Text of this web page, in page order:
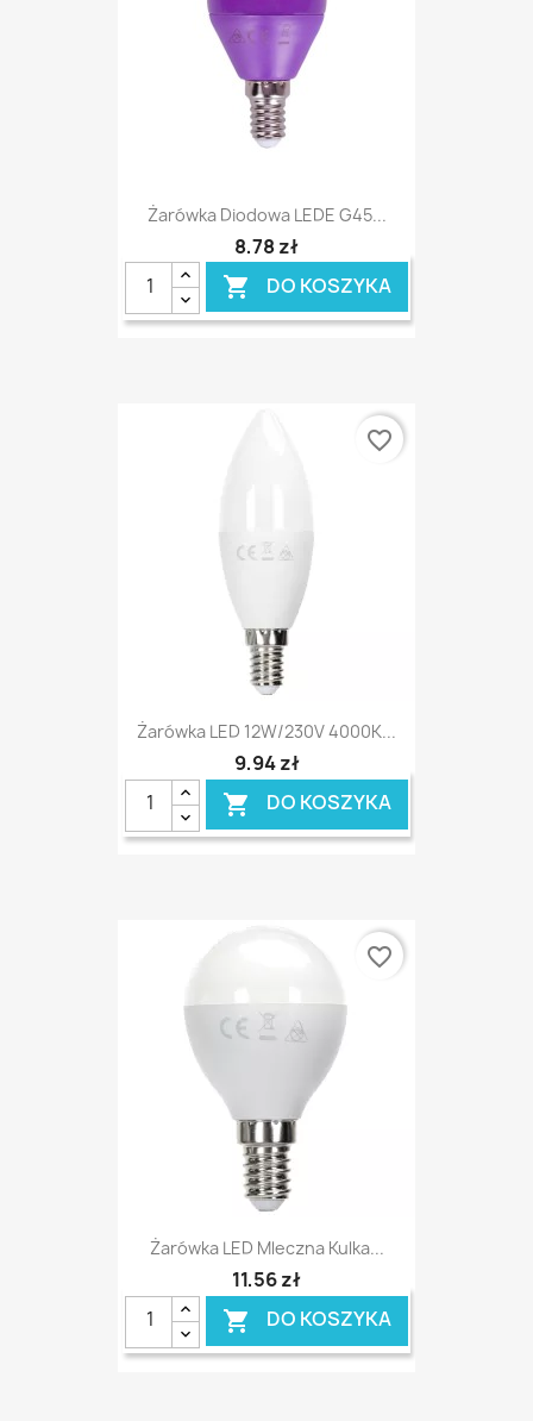
Żarówka Diodowa LEDE G45...
8,78 zł
 DO KOSZYKA
Żarówka LED 12W/230V 4000K...
9,94 zł
 DO KOSZYKA
favorite_border
Żarówka LED Mleczna Kulka...
11,56 zł
 DO KOSZYKA
favorite_border